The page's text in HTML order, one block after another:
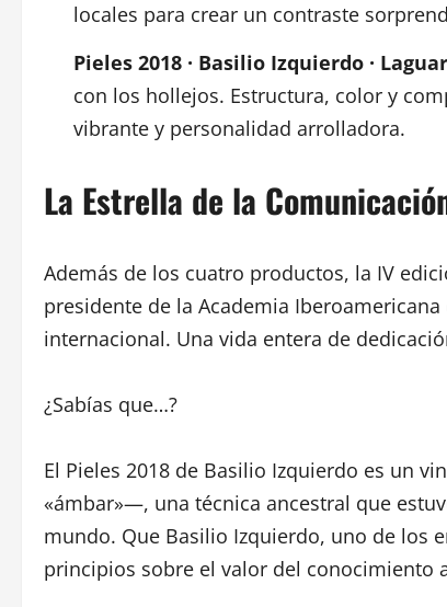
locales para crear un contraste
Pieles 2018 · Basilio Izquierdo ·
con los hollejos. Estructura, color y
vibrante y personalidad arrolladora.
La Estrella de la
Además de los cuatro productos, la IV
presidente de la Academia
internacional. Una vida entera de
¿Sabías que…?
El Pieles 2018 de Basilio Izquierdo es un
«ámbar»—, una técnica ancestral que
mundo. Que Basilio Izquierdo, uno de los
principios sobre el valor del conocimiento